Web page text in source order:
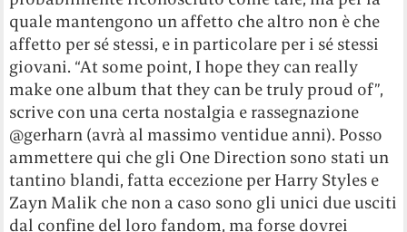
quale mantengono un affetto che altro non è che
affetto per sé stessi, e in particolare per i sé stessi
giovani. “At some point, I hope they can really
make one album that they can be truly proud of”,
scrive con una certa nostalgia e rassegnazione
@gerharn (avrà al massimo ventidue anni). Posso
ammettere qui che gli One Direction sono stati un
tantino blandi, fatta eccezione per Harry Styles e
Zayn Malik che non a caso sono gli unici due usciti
dal confine del loro fandom, ma forse dovrei